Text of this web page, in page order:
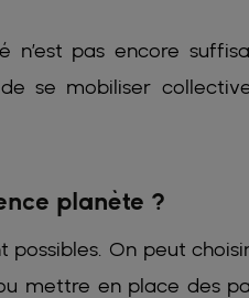
n’est pas encore
se mobiliser
planète ?
possibles. On peut
mettre en place des